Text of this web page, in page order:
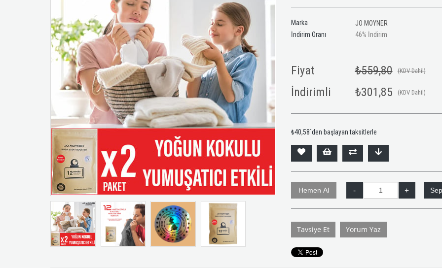
Marka
JO MOYNER
İndirim Oranı
%
46 İndirim
Fiyat ₺559,80 (KDV Dahil)
İndirimli ₺301,85 (KDV Dahil)
₺40,58`den başlayan taksitlerle
Tavsiye Et Yorum Yaz